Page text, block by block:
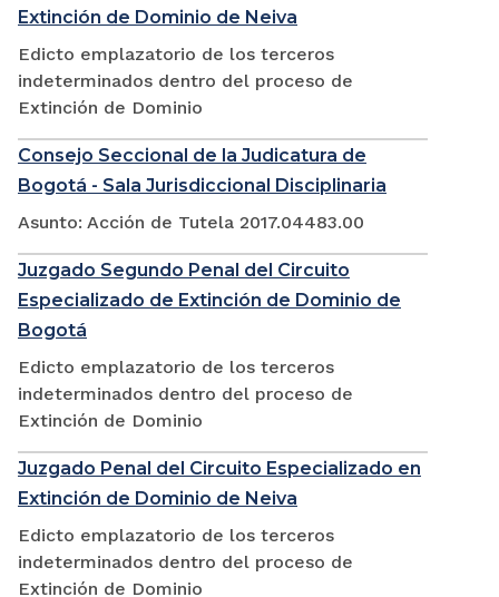
Extinción de Dominio de Neiva
Edicto emplazatorio de los terceros
indeterminados dentro del proceso de
Extinción de Dominio
Consejo Seccional de la Judicatura de
Bogotá - Sala Jurisdiccional Disciplinaria
Asunto: Acción de Tutela 2017.04483.00
Juzgado Segundo Penal del Circuito
Especializado de Extinción de Dominio de
Bogotá
Edicto emplazatorio de los terceros
indeterminados dentro del proceso de
Extinción de Dominio
Juzgado Penal del Circuito Especializado en
Extinción de Dominio de Neiva
Edicto emplazatorio de los terceros
indeterminados dentro del proceso de
Extinción de Dominio